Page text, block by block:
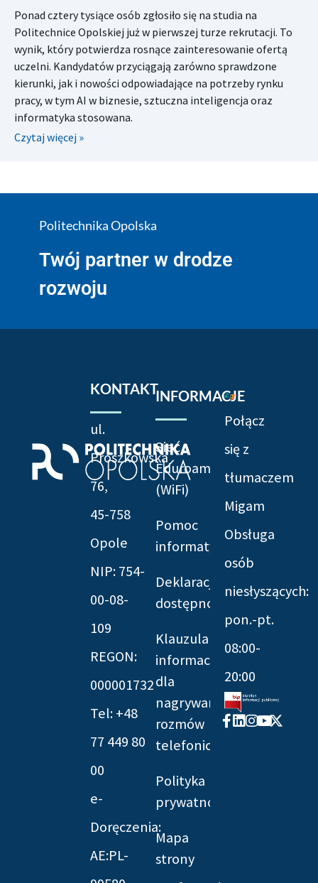
Ponad cztery tysiące osób zgłosiło się na studia na
Politechnice Opolskiej już w pierwszej turze rekrutacji. To
wynik, który potwierdza rosnące zainteresowanie ofertą
uczelni. Kandydatów przyciągają zarówno sprawdzone
kierunki, jak i nowości odpowiadające na potrzeby rynku
pracy, w tym AI w biznesie, sztuczna inteligencja oraz
informatyka stosowana.
Czytaj więcej »
Politechnika Opolska
Twój partner w drodze
rozwoju
KONTAKT
ul.
Prószkowska
76,
45-758
Opole
NIP: 754-
00-08-
109
REGON:
000001732
Tel: +48
77 449 80
00
e-
Doręczenia:
AE:PL-
INFORMACJE
Sieć
Eduroam
(WiFi)
Pomoc
informatyczna
Deklaracja
dostępności
Klauzula
informacyjna
dla
nagrywania
rozmów
telefonicznych
Polityka
prywatności
Mapa
strony
Połącz
się z
tłumaczem
Migam
Obsługa
osób
niesłyszących:
pon.-pt.
08:00-
20:00
Facebook-
f
Linkedin
Instagram
Youtube
X-